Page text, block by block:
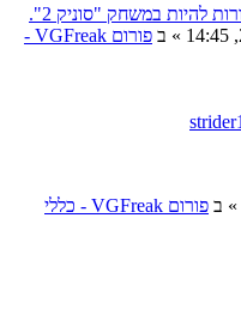
להיות במשחק "סוניק 2".
» ב
פורום VGFreak -
» ב פורום VGFreak - כללי